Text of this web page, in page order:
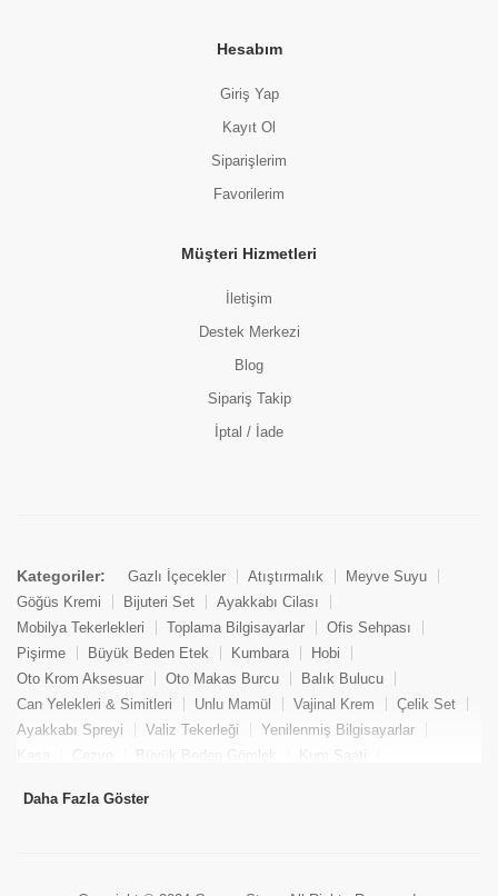
Hesabım
Giriş Yap
Kayıt Ol
Siparişlerim
Favorilerim
Müşteri Hizmetleri
İletişim
Destek Merkezi
Blog
Sipariş Takip
İptal / İade
Kategoriler: Gazlı İçecekler Atıştırmalık
Meyve Suyu
Göğüs Kremi
Bijuteri Set
Ayakkabı Cilası
Mobilya Tekerlekleri
Toplama Bilgisayarlar
Ofis Sehpası
Pişirme
Büyük Beden Etek Kumbara
Hobi
Oto Krom Aksesuar
Oto Makas Burcu
Balık Bulucu
Can Yelekleri & Simitleri
Unlu Mamül Vajinal Krem
Çelik Set
Ayakkabı Spreyi
Valiz Tekerleği
Yenilenmiş Bilgisayarlar
Kasa
Cezve Büyük Beden Gömlek
Kum Saati
Tekne Bağlama & Demirleme
Daha Fazla Göster